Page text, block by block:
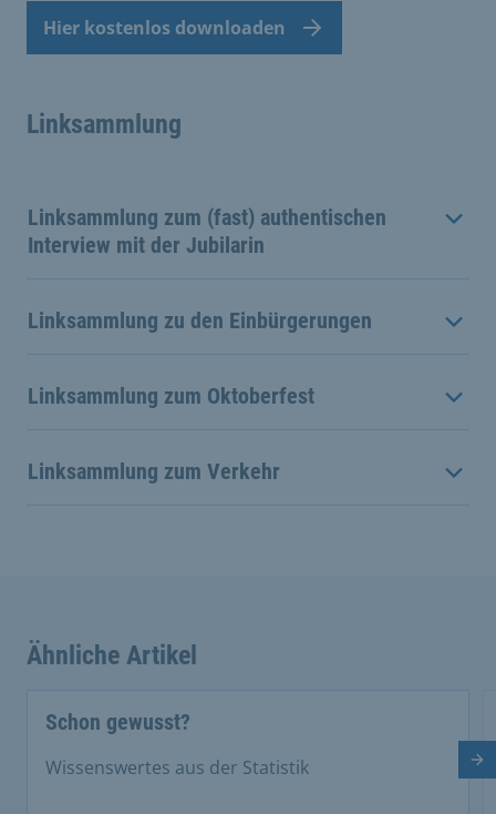
Hier kostenlos downloaden
Linksammlung
Linksammlung zum (fast) authentischen
Interview mit der Jubilarin
Linksammlung zu den Einbürgerungen
Linksammlung zum Oktoberfest
Linksammlung zum Verkehr
Ähnliche Artikel
Schon gewusst?
Wissenswertes aus der Statistik